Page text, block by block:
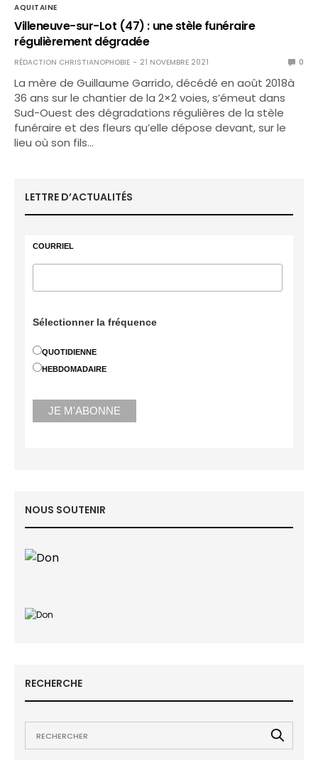
AQUITAINE
Villeneuve-sur-Lot (47) : une stèle funéraire
régulièrement dégradée
RÉDACTION CHRISTIANOPHOBIE 21 NOVEMBRE 2021 0
La mère de Guillaume Garrido, décédé en août 2018à
36 ans sur le chantier de la 2×2 voies, s’émeut dans
Sud-Ouest des dégradations régulières de la stèle
funéraire et des fleurs qu’elle dépose devant, sur le
lieu où son fils…
LETTRE D’ACTUALITÉS
COURRIEL
Sélectionner la fréquence
QUOTIDIENNE
HEBDOMADAIRE
NOUS SOUTENIR
RECHERCHE